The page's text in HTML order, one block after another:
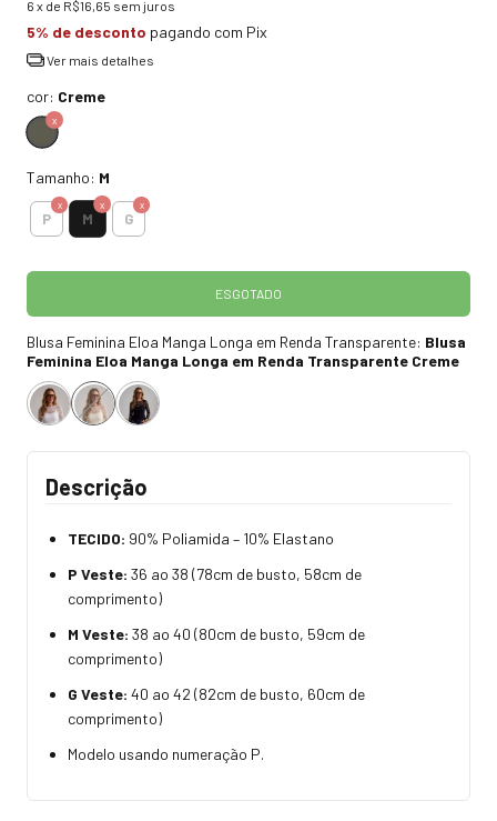
6 x de R$16,65 sem juros
5% de desconto pagando com Pix
Ver mais detalhes
cor: Creme
Tamanho: M
P M G
Blusa Feminina Eloa Manga Longa em Renda Transparente: Blusa
Feminina Eloa Manga Longa em Renda Transparente Creme
Descrição
TECIDO: 90% Poliamida – 10% Elastano
P Veste: 36 ao 38 (78cm de busto, 58cm de
comprimento)
M Veste: 38 ao 40 (80cm de busto, 59cm de
comprimento)
G Veste: 40 ao 42 (82cm de busto, 60cm de
comprimento)
Modelo usando numeração P.